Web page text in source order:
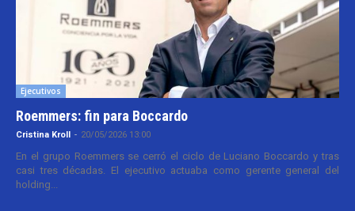
Ejecutivos
Roemmers: fin para Boccardo
Cristina Kroll - 20/05/2026 13:00
En el grupo Roemmers se cerró el ciclo de Luciano Boccardo y tras
casi tres décadas. El ejecutivo actuaba como gerente general del
holding...